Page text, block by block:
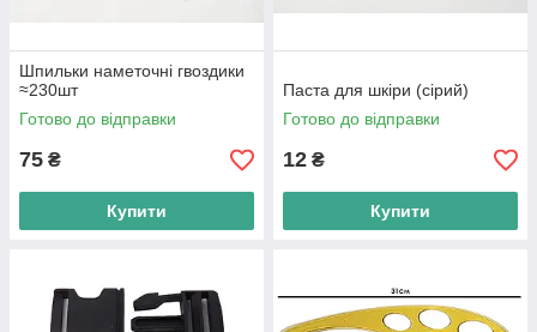
Шпильки наметочні гвоздики
≈230шт
Готово до відправки
75 ₴
Купити
Паста для шкіри (сірий)
Готово до відправки
12 ₴
Купити